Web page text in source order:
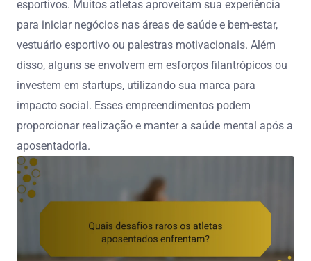
esportivos. Muitos atletas aproveitam sua experiência
para iniciar negócios nas áreas de saúde e bem-estar,
vestuário esportivo ou palestras motivacionais. Além
disso, alguns se envolvem em esforços filantrópicos ou
investem em startups, utilizando sua marca para
impacto social. Esses empreendimentos podem
proporcionar realização e manter a saúde mental após a
aposentadoria.